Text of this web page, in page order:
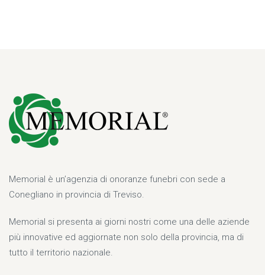
Memorial è un’agenzia di onoranze funebri con sede a
Conegliano in provincia di Treviso.
Memorial si presenta ai giorni nostri come una delle aziende
più innovative ed aggiornate non solo della provincia, ma di
tutto il territorio nazionale.